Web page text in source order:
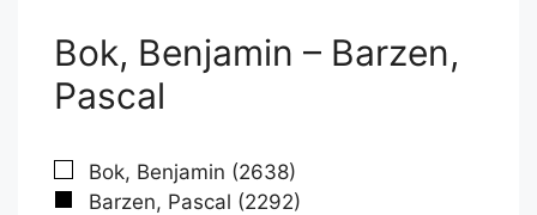
Bok, Benjamin – Barzen,
Pascal
Bok, Benjamin (2638)
Barzen, Pascal (2292)